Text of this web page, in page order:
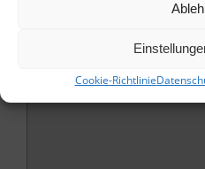
Cookie-Richtlinie
Erforderliche Felder sind mit
Kommentar *